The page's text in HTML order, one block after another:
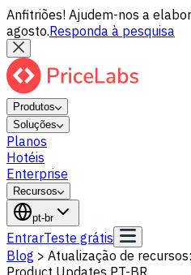
Anfitriões! Ajudem-nos a
agosto.Responda à pesquisa
Produtos
Soluções
Planos
Hotéis
Enterprise
Recursos
pt-br
EntrarTeste grátis
Blog > Atualização de
Product Updates PT-BR